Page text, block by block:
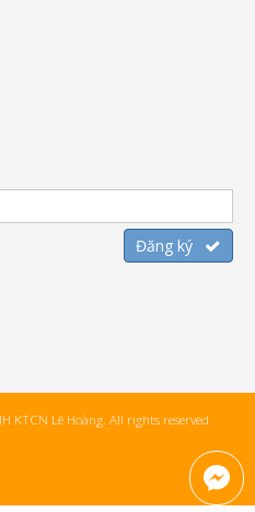
Lê Hoàng. All rights reserved.